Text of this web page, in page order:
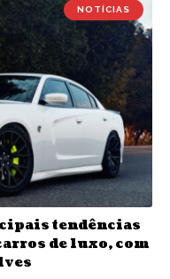
NOTÍCIAS
tendências
de luxo, com